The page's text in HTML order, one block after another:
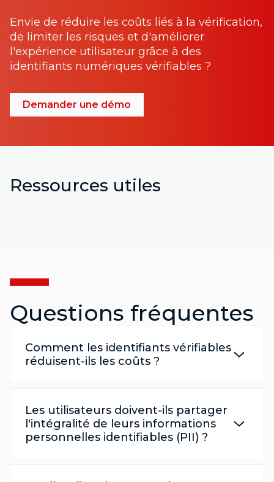
Envie de réduire les coûts liés à la vérification,
de limiter les risques et d'améliorer
l'expérience utilisateur grâce à des
identifiants numériques vérifiables ?
Demander une démo
Ressources utiles
Questions fréquentes
Comment les identifiants vérifiables
réduisent-ils les coûts ?
Les utilisateurs doivent-ils partager
l'intégralité de leurs informations
personnelles identifiables (PII) ?